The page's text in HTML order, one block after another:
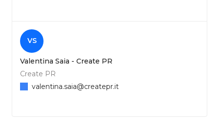
VS
Valentina Saia - Create PR
Create PR
valentina.saia@createpr.it